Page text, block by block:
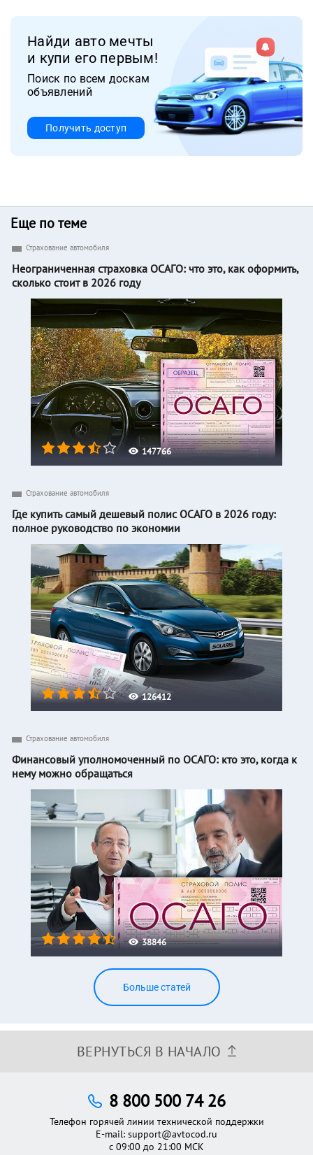
Найди авто мечты
и купи его первым!
Поиск по всем доскам
объявлений
Получить доступ
Еще по теме
147766
Страхование автомобиля
Неограниченная страховка ОСАГО: что это, как оформить,
сколько стоит в 2026 году
126412
Страхование автомобиля
Где купить самый дешевый полис ОСАГО в 2026 году:
полное руководство по экономии
38846
Страхование автомобиля
Финансовый уполномоченный по ОСАГО: кто это, когда к
нему можно обращаться
Больше статей
ВЕРНУТЬСЯ В НАЧАЛО
8 800 500 74 26
Телефон горячей линии технической поддержки
E-mail: support@avtocod.ru
с 09:00 до 21:00 МСК